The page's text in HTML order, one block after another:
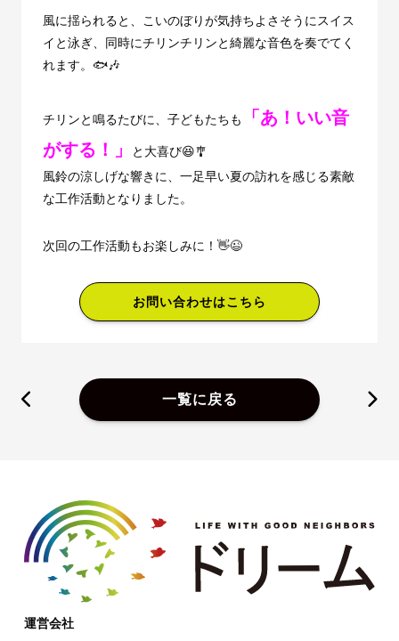
風に揺られると、こいのぼりが気持ちよさそうにスイス
イと泳ぎ、同時にチリンチリンと綺麗な音色を奏でてく
れます。🐟🎶
チリンと鳴るたびに、子どもたちも
「あ！いい音
がする！」
と大喜び😆🎐
風鈴の涼しげな響きに、一足早い夏の訪れを感じる素敵
な工作活動となりました。
次回の工作活動もお楽しみに！👋😉
お問い合わせはこちら
一覧に戻る
運営会社